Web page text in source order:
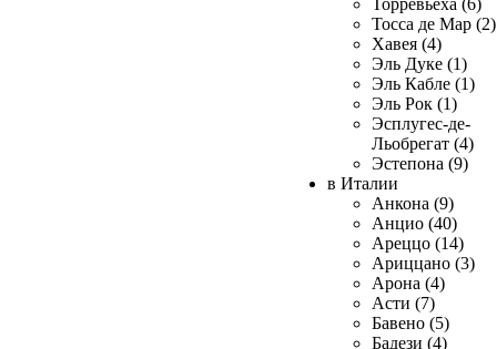
Торревьеха (6)
Тосса де Мар (2)
Хавея (4)
Эль Дуке (1)
Эль Кабле (1)
Эль Рок (1)
Эсплугес-де-
Льобрегат (4)
Эстепона (9)
в Италии
Анкона (9)
Анцио (40)
Ареццо (14)
Ариццано (3)
Арона (4)
Асти (7)
Бавено (5)
Бадези (4)